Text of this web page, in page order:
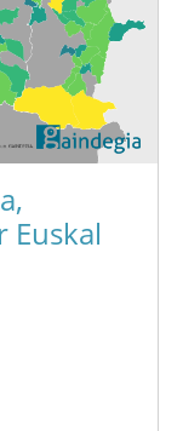
Euskal